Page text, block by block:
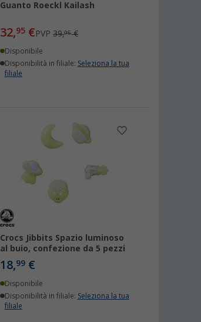
Guanto Roeckl Kailash
32,95 €PVP39,95€
Disponibile
Disponibilità in filiale: Seleziona la tua
filiale
Crocs Jibbits Spazio luminoso
al buio, confezione da 5 pezzi
18,99 €
Disponibile
Disponibilità in filiale: Seleziona la tua
filiale